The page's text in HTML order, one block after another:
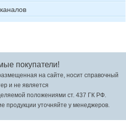
покупатели!
на сайте, носит справочный
и не является
положениями ст. 437 ГК РФ.
продукции уточняйте у менеджеров.